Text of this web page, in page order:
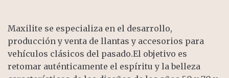
Maxilite se especializa en el desarrollo,
producción y venta de llantas y accesorios para
vehículos clásicos del pasado.El objetivo es
retomar auténticamente el espíritu y la belleza